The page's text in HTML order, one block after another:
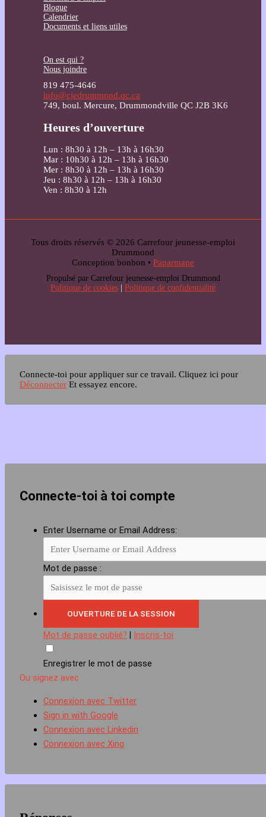
Blogue
Calendrier
Documents et liens utiles
On est qui ?
Nous joindre
819 475-4646
info@cjedrummond.qc.ca
749, boul. Mercure, Drummondville QC J2B 3K6
Heures d’ouverture
Lun : 8h30 à 12h – 13h à 16h30
Mar : 10h30 à 12h – 13h à 16h30
Mer : 8h30 à 12h – 13h à 16h30
Jeu : 8h30 à 12h – 13h à 16h30
Ven : 8h30 à 12h
Tous droits réservés © 2026 Carrefour jeunesse-emploi
Drummond
Conception bonbon • Paparmane
Propulsé par Carrefour jeunesse-emploi Drummond
Politique de cookies | Politique de confidentialité
Connecte-toi pour appliquer sur ce travail. Cliquez ici pour
Déconnecter Et essayez encore.
Connecte-toi à toi compte
Enter Username or Email Address:
Mot de passe :
Mot de passe oublié? Inscris-toi
Enregistrer le mot de passe
Ou signez avec
Connexion avec Twitter
Sign in with Google
Connexion avec Linkedin
Connexion avec Xing